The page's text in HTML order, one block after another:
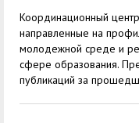
Координационный
направленные на
молодежной среде и
сфере образования.
публикаций за